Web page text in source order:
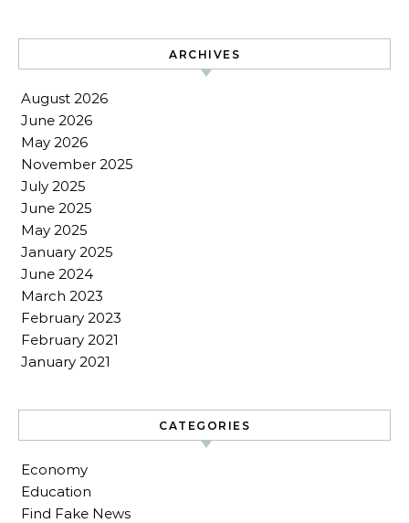
ARCHIVES
August 2026
June 2026
May 2026
November 2025
July 2025
June 2025
May 2025
January 2025
June 2024
March 2023
February 2023
February 2021
January 2021
CATEGORIES
Economy
Education
Find Fake News